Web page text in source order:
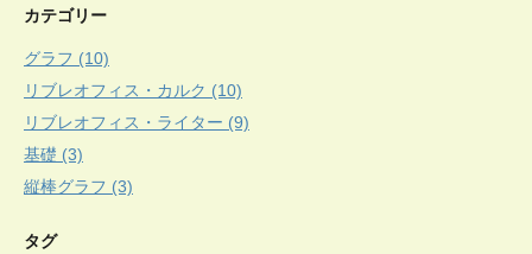
カテゴリー
グラフ (10)
リブレオフィス・カルク (10)
リブレオフィス・ライター (9)
基礎 (3)
縦棒グラフ (3)
タグ